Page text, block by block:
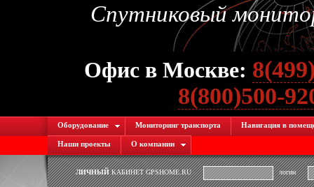
Спутниковый
Офис в Москве:
8(800)500-
Оборудование Мониторинг транспорта Навигация в
Наши проекты О компании
ЛИЧНЫЙКАБИНЕТ GPSHOME.RU логин